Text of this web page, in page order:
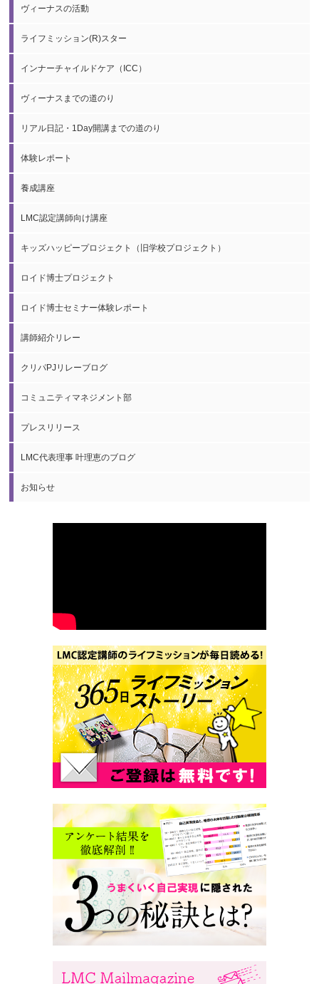
ヴィーナスの活動
ライフミッション(R)スター
インナーチャイルドケア（ICC）
ヴィーナスまでの道のり
リアル日記・1Day開講までの道のり
体験レポート
養成講座
LMC認定講師向け講座
キッズハッピープロジェクト（旧学校プロジェクト）
ロイド博士プロジェクト
ロイド博士セミナー体験レポート
講師紹介リレー
クリパPJリレーブログ
コミュニティマネジメント部
プレスリリース
LMC代表理事 叶理恵のブログ
お知らせ